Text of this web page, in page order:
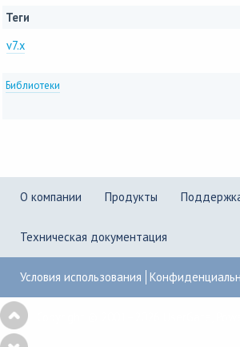
Теги
v7.x
Библиотеки
О компании Продукты
Техническая документация
Условия использования